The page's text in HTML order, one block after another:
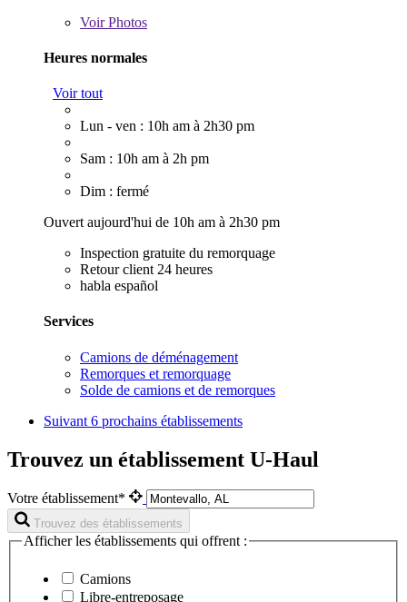
VoirPhotos
Heures normales
Voir tout
Lun - ven : 10h am à 2h30 pm
Sam : 10h am à 2h pm
Dim : fermé
Ouvert aujourd'hui de 10h am à 2h30 pm
Inspection gratuite du remorquage
Retour client 24 heures
habla español
Services
Camions de déménagement
Remorques et remorquage
Solde de camions et de remorques
Suivant 6 prochains établissements
Trouvez un établissement U-Haul
Votre établissement*
Trouvez des établissements
Afficher les établissements qui offrent :
Camions
Libre-entreposage